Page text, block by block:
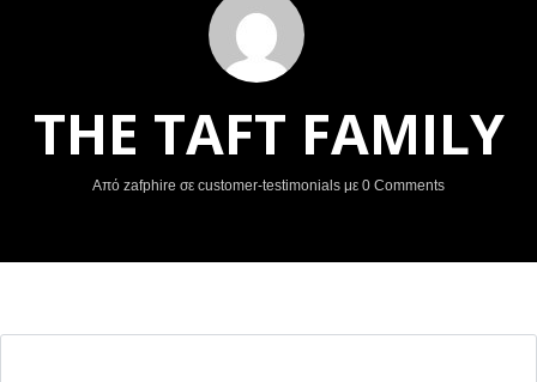
Συνδεθείτε
THE TAFT FAMILY
Από zafphire σε customer-testimonials με 0 Comments